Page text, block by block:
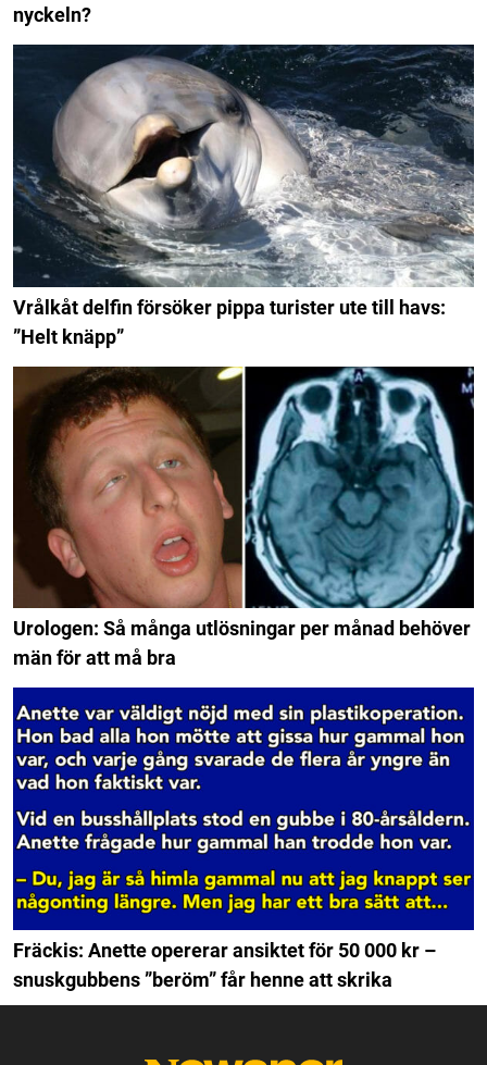
nyckeln?
Vrålkåt delfin försöker pippa turister ute till havs:
”Helt knäpp”
Urologen: Så många utlösningar per månad behöver
män för att må bra
Fräckis: Anette opererar ansiktet för 50 000 kr –
snuskgubbens ”beröm” får henne att skrika